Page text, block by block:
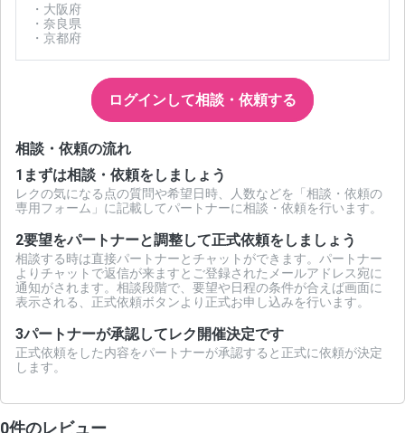
・大阪府
・奈良県
・京都府
ログインして相談・依頼する
相談・依頼の流れ
1 まずは相談・依頼をしましょう
レクの気になる点の質問や希望日時、人数などを「相談・依頼の
専用フォーム」に記載してパートナーに相談・依頼を行います。
2要望をパートナーと調整して正式依頼をしましょう
相談する時は直接パートナーとチャットができます。パートナー
よりチャットで返信が来ますとご登録されたメールアドレス宛に
通知がされます。相談段階で、要望や日程の条件が合えば画面に
表示される、正式依頼ボタンより正式お申し込みを行います。
3パートナーが承認してレク開催決定です
正式依頼をした内容をパートナーが承認すると正式に依頼が決定
します。
0件のレビュー